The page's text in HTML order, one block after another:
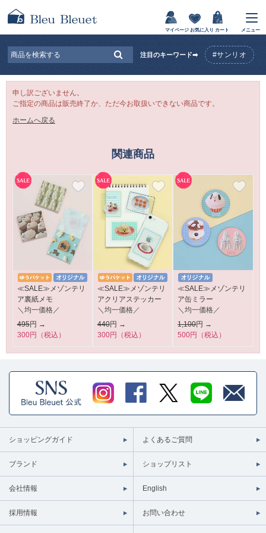
マイページ お気に入り カート メニュー
注目のキーワード➡ #サンリオ
申し訳ございません。
ご指定の商品は販売終了か、ただ今お取扱いできない商品です。
ホームへ戻る
関連商品
≪SALE≫メゾンテリ
ア裏紙メモ
＼均一価格／
495円 →
300円（税込）
≪SALE≫メゾンテリ
アクリアステッカー
＼均一価格／
440円 →
300円（税込）
≪SALE≫メゾンテリ
ア缶ミラー
＼均一価格／
1,100円 →
500円（税込）
ショッピングガイド よくあるご質問
ブランド ショップリスト
会社情報 English
採用情報 お問い合わせ